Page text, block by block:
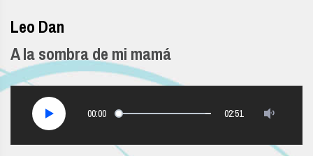
Leo Dan
A la sombra de mi mamá
00:00 02:51